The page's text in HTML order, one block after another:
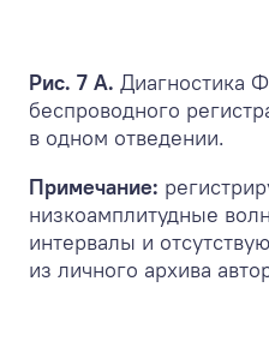
Рис. 7 А. Диагностика
беспроводного
в одном отведении.
Примечание:
низкоамплитудные
интервалы и
из личного архива